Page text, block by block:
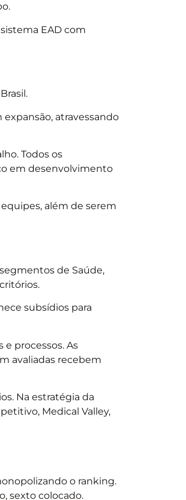
EAD com
atravessando
Todos os
em desenvolvimento
além de serem
de Saúde,
subsídios para
processos. As
avaliadas recebem
Na estratégia da
Medical Valley,
o ranking.
sexto colocado.